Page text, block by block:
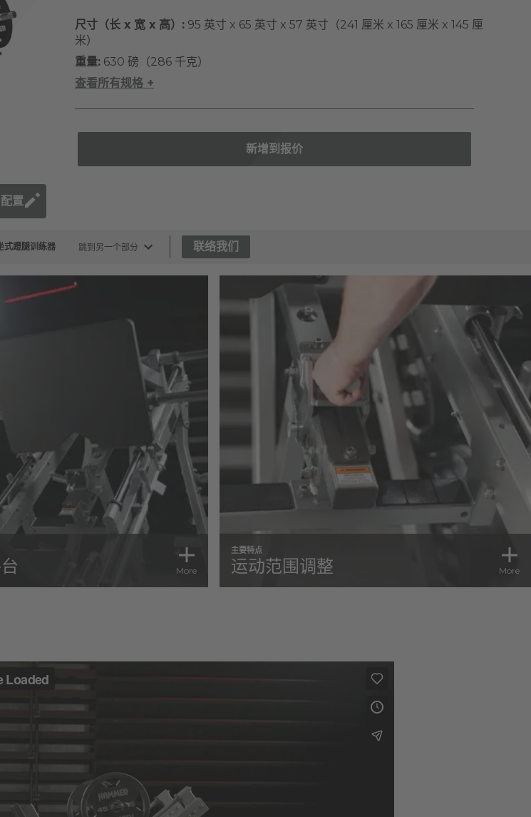
配置
尺寸（长 x 宽 x 高）: 95 英寸 x 65 英寸 x 57 英寸（241 厘米 x 165 厘米 x 145 厘
米）
重量: 630 磅（286 千克）
查看所有规格 +
新增到报价
式蹬腿训练器 跳到另一个部分 联络我们
More
主要特点
运动范围调整 More